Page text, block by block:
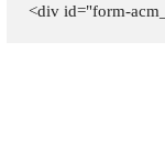
<div id="form-